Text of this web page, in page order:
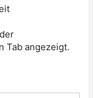
Tab angezeigt.